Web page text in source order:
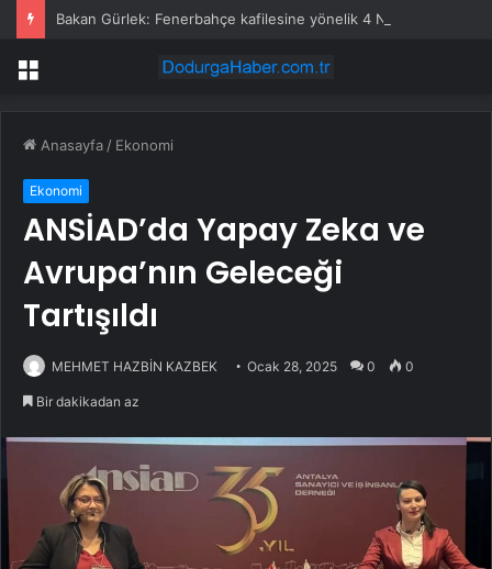
Menü
Anasayfa / Ekonomi
Ekonomi
ANSİAD’da Yapay Zeka ve
Avrupa’nın Geleceği
Tartışıldı
MEHMET HAZBİN KAZBEK Ocak 28, 2025 0 0
Bir dakikadan az